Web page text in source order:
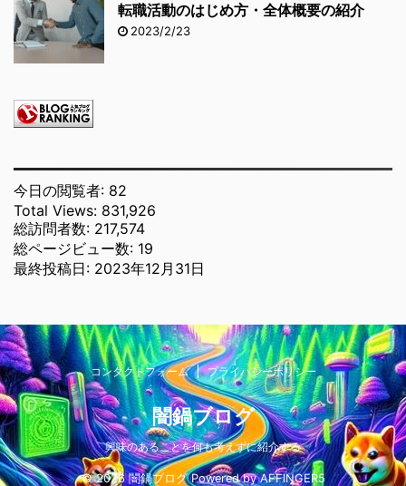
転職活動のはじめ方・全体概要の紹介
2023/2/23
今日の閲覧者: 82
Total Views: 831,926
総訪問者数: 217,574
総ページビュー数: 19
最終投稿日: 2023年12月31日
コンタクトフォーム プライバシーポリシー
闇鍋ブログ
興味のあることを何も考えずに紹介する
© 2026 闇鍋ブログ Powered byAFFINGER5